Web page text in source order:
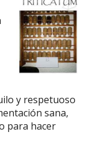
y respetuoso
sana,
para hacer